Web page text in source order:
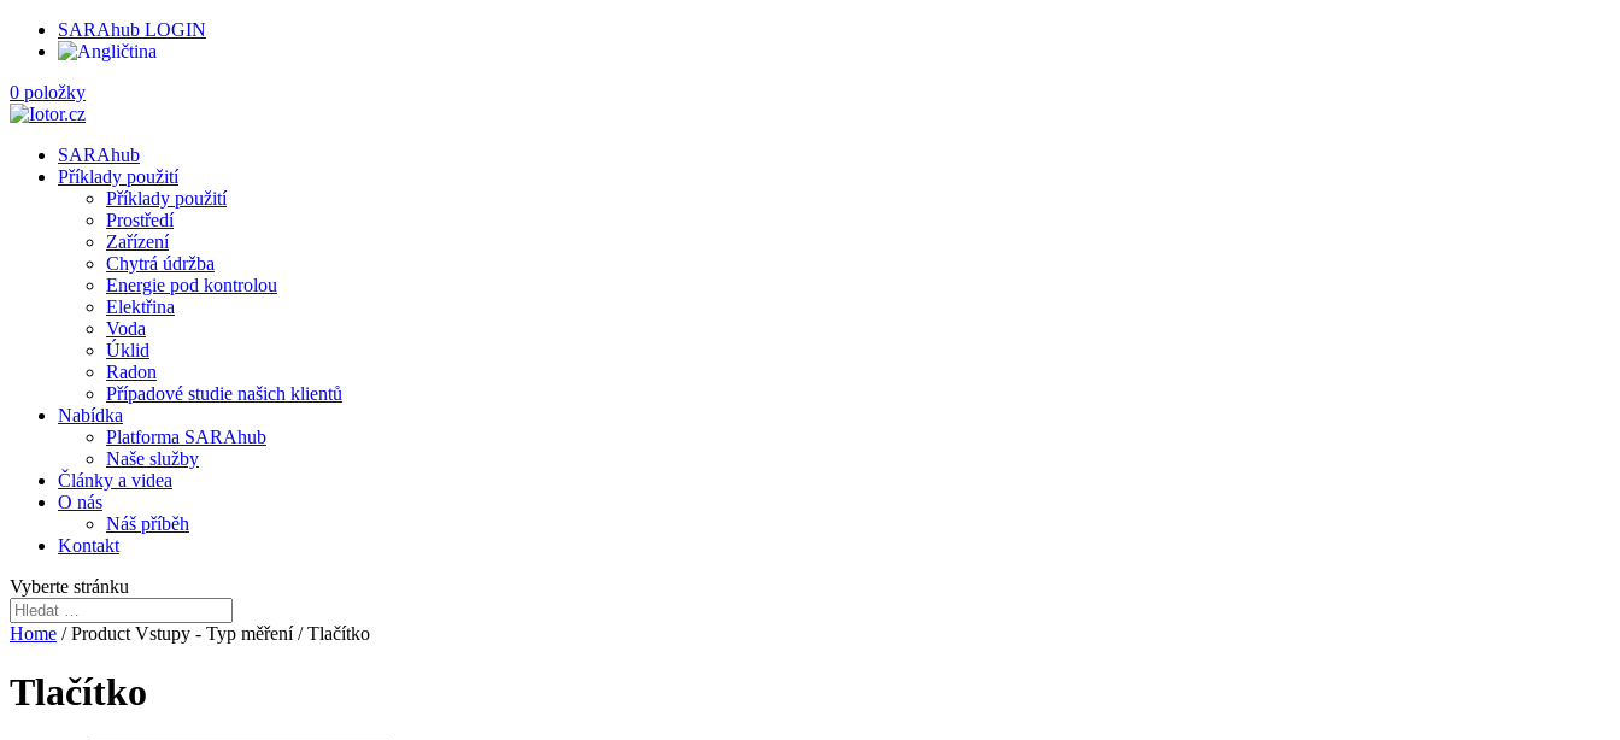
SARAhub LOGIN
0 položky
SARAhub
Příklady použití
Příklady použití
Prostředí
Zařízení
Chytrá údržba
Energie pod kontrolou
Elektřina
Voda
Úklid
Radon
Případové studie našich klientů
Nabídka
Platforma SARAhub
Naše služby
Články a videa
O nás
Náš příběh
Kontakt
Vyberte stránku
Home / Product Vstupy - Typ měření / Tlačítko
Tlačítko